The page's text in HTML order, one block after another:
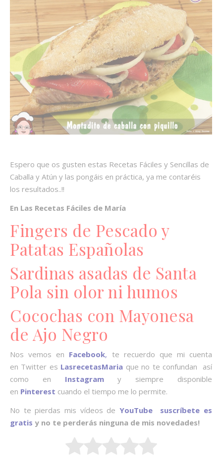
Espero que os gusten estas Recetas Fáciles y Sencillas de
Caballa y Atún y las pongáis en práctica, ya me contaréis
los resultados..!!
En Las Recetas Fáciles de María
Fingers de Pescado y
Patatas Españolas
Sardinas asadas de Santa
Pola sin olor ni humos
Cocochas con Mayonesa
de Ajo Negro
Nos vemos en Facebook, te recuerdo que mi cuenta
en Twitter es LasrecetasMaria que no te confundan así
como en Instagramy siempre disponible
en Pinterest cuando el tiempo me lo permite.
No te pierdas mis vídeos de YouTube suscríbete es
gratis y no te perderás ninguna de mis novedades!